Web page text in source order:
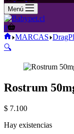
Menú
Carro
de
compra
0
Inicio
MARCAS
🔍
Rostrum
$ 7.100
Hay existencias